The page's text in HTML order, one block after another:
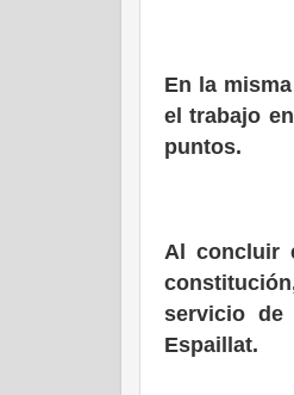
En la
el trabajo
puntos.
Al concluir
servicio de
Espaillat.